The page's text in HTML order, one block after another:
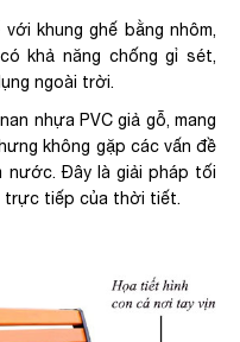
khung ghế bằng nhôm,
khả năng chống gỉ sét,
ngoài trời.
nhựa PVC giả gỗ, mang
không gặp các vấn đề
nước. Đây là giải pháp tối
trực tiếp của thời tiết.